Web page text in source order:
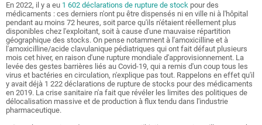
En 2022, il y a eu 1 602 déclarations de rupture de stock pour des
médicaments : ces derniers n'ont pu être dispensés ni en ville ni à l'hôpital
pendant au moins 72 heures, soit parce qu'ils n'étaient réellement plus
disponibles chez l'exploitant, soit à cause d'une mauvaise répartition
géographique des stocks. On pense notamment à l'amoxicilline et à
l'amoxicilline/acide clavulanique pédiatriques qui ont fait défaut plusieurs
mois cet hiver, en raison d'une rupture mondiale d'approvisionnement. La
levée des gestes barrières liés au Covid-19, qui a remis d'un coup tous les
virus et bactéries en circulation, n'explique pas tout. Rappelons en effet qu'il
y avait déjà 1 222 déclarations de rupture de stocks pour des médicaments
en 2019. La crise sanitaire n'a fait que révéler les limites des politiques de
délocalisation massive et de production à flux tendu dans l'industrie
pharmaceutique.